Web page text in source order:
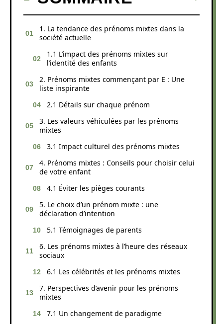
1. La tendance des prénoms mixtes dans la
société actuelle
1.1 L’impact des prénoms mixtes sur
l’identité des enfants
2. Prénoms mixtes commençant par E : Une
liste inspirante
2.1 Détails sur chaque prénom
3. Les valeurs véhiculées par les prénoms
mixtes
3.1 Impact culturel des prénoms mixtes
4. Prénoms mixtes : Conseils pour choisir celui
de votre enfant
4.1 Éviter les pièges courants
5. Le choix d’un prénom mixte : une
déclaration d’intention
5.1 Témoignages de parents
6. Les prénoms mixtes à l’heure des réseaux
sociaux
6.1 Les célébrités et les prénoms mixtes
7. Perspectives d’avenir pour les prénoms
mixtes
7.1 Un changement de paradigme